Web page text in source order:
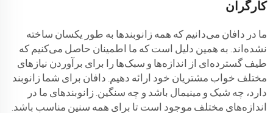
کارگران
ما در دافان می‌دانیم که همه زانوبندها به طور یکسان ساخته
نشده‌اند. به همین دلیل است که ما اطمینان حاصل می‌کنیم که
طیف گسترده‌ای از اندازه‌ها و سبک‌ها را برای برآوردن نیازهای
مختلف خواب مشتریان خود ارائه دهیم. دافان برای شما زانوبند
دارد، چه شیک و مینیمال باشد و چه سنگین. زانوبندهای ما در
اندازه‌های مختلف موجود است تا برای همه سنین مناسب باشد.